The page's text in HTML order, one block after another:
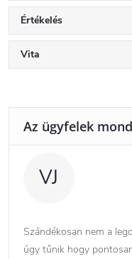
Értékelés
Vita
VJ
Szándékosan nem a
úgy tűnik hogy